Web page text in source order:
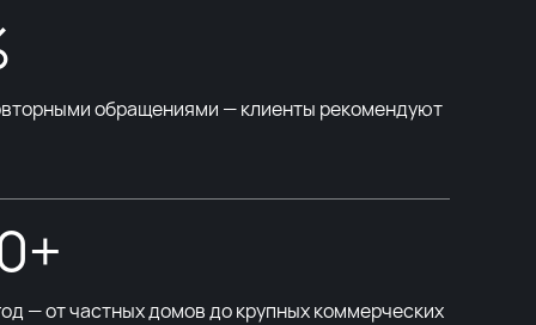
обращениями — клиенты рекомендуют
— от частных домов до крупных коммерческих